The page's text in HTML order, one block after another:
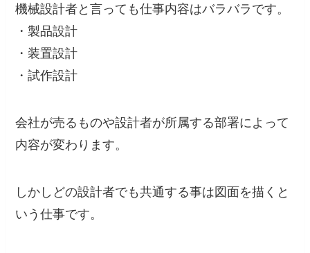
機械設計者と言っても仕事内容はバラバラです。
・製品設計
・装置設計
・試作設計
会社が売るものや設計者が所属する部署によって
内容が変わります。
しかしどの設計者でも共通する事は図面を描くと
いう仕事です。